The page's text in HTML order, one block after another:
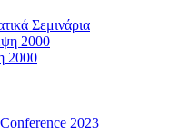
Σεμινάρια
2000
2000
2023